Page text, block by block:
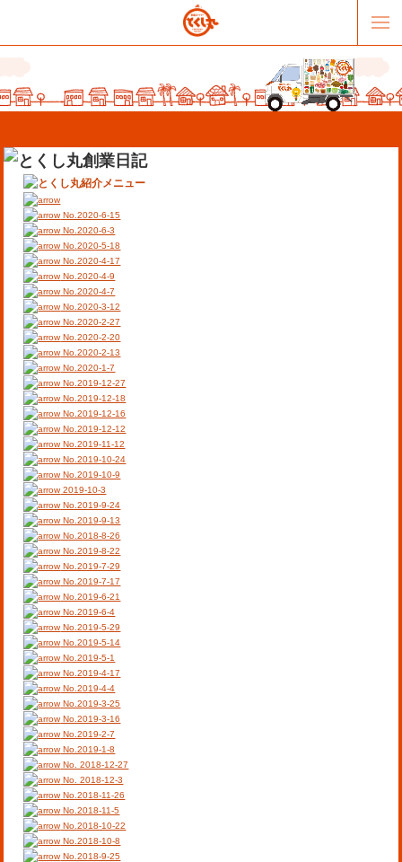
販売パートナー募集
オススメリンク
お問合せ
No.2020-6-15
No.2020-6-3
No.2020-5-18
No.2020-4-17
No.2020-4-9
No.2020-4-7
No.2020-3-12
No.2020-2-27
No.2020-2-20
No.2020-2-13
No.2020-1-7
No.2019-12-27
No.2019-12-18
No.2019-12-16
No.2019-12-12
No.2019-11-12
No.2019-10-24
No.2019-10-9
2019-10-3
No.2019-9-24
No.2019-9-13
No.2018-8-26
No.2019-8-22
No.2019-7-29
No.2019-7-17
No.2019-6-21
No.2019-6-4
No.2019-5-29
No.2019-5-14
No.2019-5-1
No.2019-4-17
No.2019-4-4
No.2019-3-25
No.2019-3-16
No.2019-2-7
No.2019-1-8
No. 2018-12-27
No. 2018-12-3
No.2018-11-26
No.2018-11-5
No.2018-10-22
No.2018-10-8
No.2018-9-25